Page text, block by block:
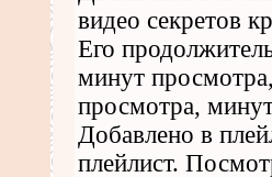
видео секретов
Его
минут
просмотра,
Добавлено в
плейлист.